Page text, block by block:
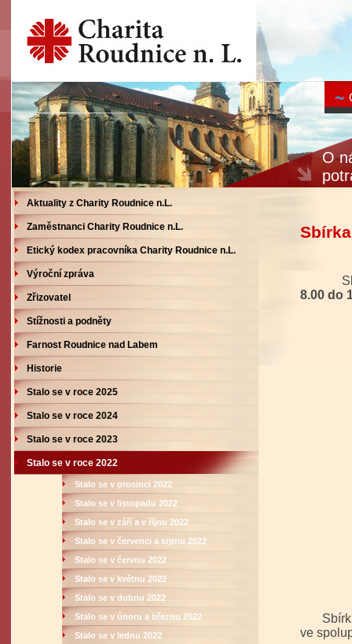
O
Aktuality z Charity Roudnice n.L.
Zaměstnanci Charity Roudnice n.L.
Etický kodex pracovníka Charity Roudnice n.L.
Výroční zpráva
Zřizovatel
Stížnosti a podněty
Farnost Roudnice nad Labem
Historie
Stalo se v roce 2025
Stalo se v roce 2024
Stalo se v roce 2023
Stalo se v roce 2022
Stalo se v prosinci 2022
Stalo se v listopadu 2022
Stalo se v září a v říjnu 2022
Stalo se v červenci a srpnu 2022
Stalo se v červnu 2022
Stalo se v květnu 2022
Stalo se v dubnu 2022
Stalo se v únoru a březnu 2022
Stalo se v lednu 2022
8.00 do
Sbírku
ve